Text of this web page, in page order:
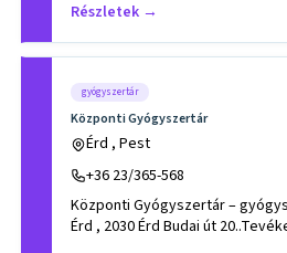
Részletek →
gyógyszertár
Központi Gyógyszertár
Érd , Pest
+36 23/365-568
Központi Gyógyszertár –
Érd , 2030 Érd Budai út